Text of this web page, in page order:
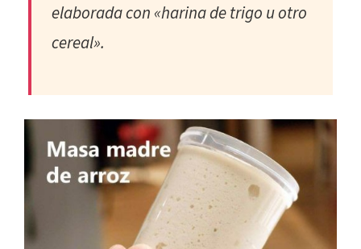
elaborada con «harina de trigo u otro
cereal».